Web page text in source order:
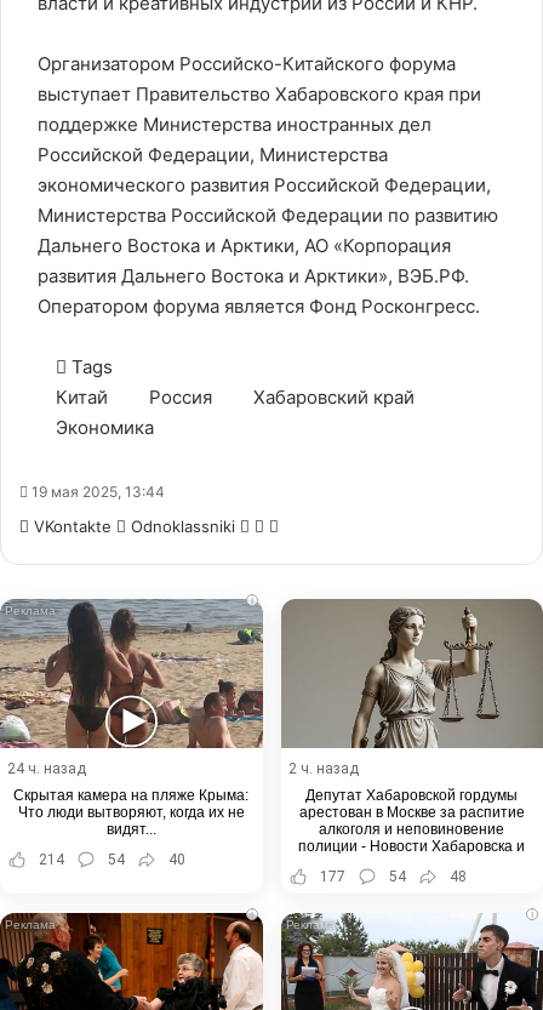
Организатором Российско-Китайского форума
выступает Правительство Хабаровского края при
поддержке Министерства иностранных дел
Российской Федерации, Министерства
экономического развития Российской Федерации,
Министерства Российской Федерации по развитию
Дальнего Востока и Арктики, АО «Корпорация
развития Дальнего Востока и Арктики», ВЭБ.РФ.
Оператором форума является Фонд Росконгресс.
Tags
Китай
Россия
Хабаровский край
Экономика
19 мая 2025, 13:44
VKontakte Odnoklassniki WhatsApp
Telegram
i
24 ч. назад
Скрытая камера на пляже Крыма:
Что люди вытворяют, когда их не
видят...
214
54 40
2 ч. назад
Депутат Хабаровской гордумы
арестован в Москве за распитие
алкоголя и неповиновение
полиции - Новости Хабаровска и
177 54 48
i i